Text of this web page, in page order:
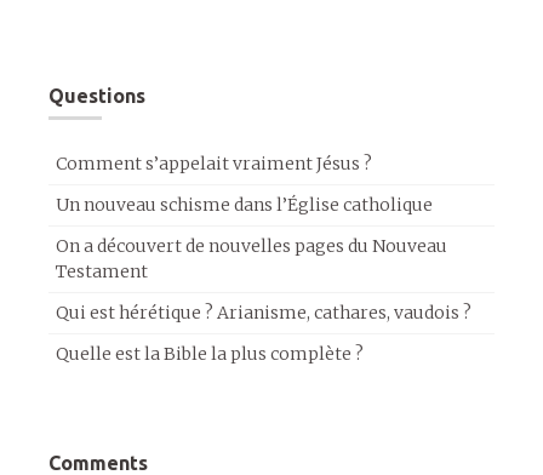
Questions
Comment s’appelait vraiment Jésus ?
Un nouveau schisme dans l’Église catholique
On a découvert de nouvelles pages du Nouveau
Testament
Qui est hérétique ? Arianisme, cathares, vaudois ?
Quelle est la Bible la plus complète ?
Comments